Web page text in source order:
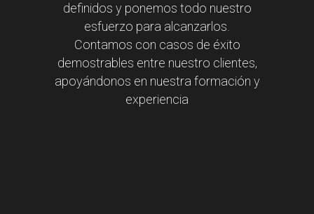
definidos y ponemos todo nuestro
esfuerzo para alcanzarlos.
Contamos con casos de éxito
demostrables entre nuestro clientes,
apoyándonos en nuestra formación y
experiencia